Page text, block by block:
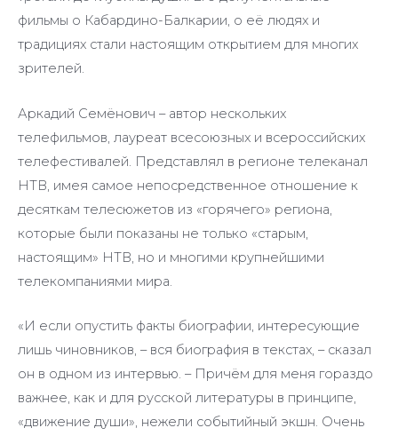
фильмы о Кабардино-Балкарии, о её людях и
традициях стали настоящим открытием для многих
зрителей.
Аркадий Семёнович – автор нескольких
телефильмов, лауреат всесоюзных и всероссийских
телефестивалей. Представлял в регионе телеканал
НТВ, имея самое непосредственное отношение к
десяткам телесюжетов из «горячего» региона,
которые были показаны не только «старым,
настоящим» НТВ, но и многими крупнейшими
телекомпаниями мира.
«И если опустить факты биографии, интересующие
лишь чиновников, – вся биография в текстах, – сказал
он в одном из интервью. – Причём для меня гораздо
важнее, как и для русской литературы в принципе,
«движение души», нежели событийный экшн. Очень